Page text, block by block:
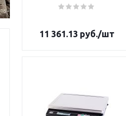
11 361.13 руб./шт